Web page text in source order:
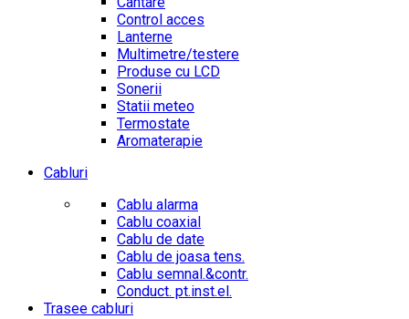
Control acces
Lanterne
Multimetre/testere
Produse cu LCD
Sonerii
Statii meteo
Termostate
Aromaterapie
Cabluri
Cablu alarma
Cablu coaxial
Cablu de date
Cablu de joasa tens.
Cablu semnal.&contr.
Conduct. pt.inst.el.
Trasee cabluri